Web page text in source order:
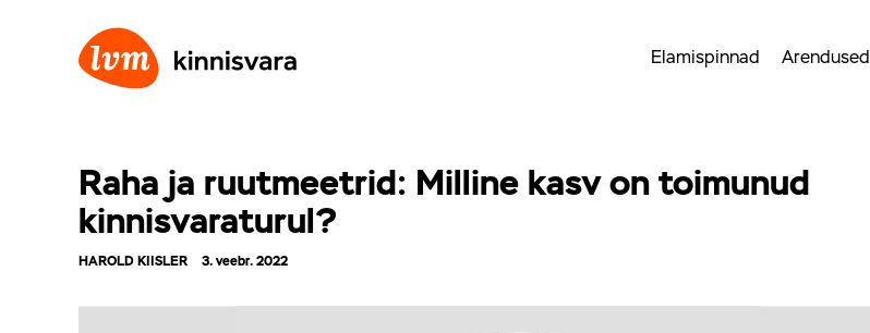
Elamispinnad Arendused
Raha ja ruutmeetrid: Milline kasv on toimunud
kinnisvaraturul?
HAROLD KIISLER 3. veebr. 2022